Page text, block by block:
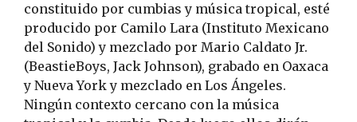
constituido por cumbias y música tropical, esté
producido por Camilo Lara (Instituto Mexicano
del Sonido) y mezclado por Mario Caldato Jr.
(BeastieBoys, Jack Johnson), grabado en Oaxaca
y Nueva York y mezclado en Los Ángeles.
Ningún contexto cercano con la música